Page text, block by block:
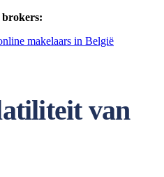
brokers:
makelaars in België
van